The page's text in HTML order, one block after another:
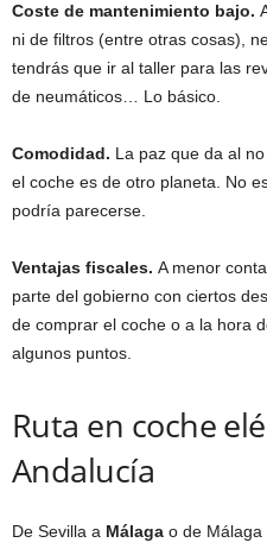
Coste de mantenimiento bajo.
ni de filtros (entre otras cosas),
tendrás que ir al taller para las
de neumáticos… Lo básico.
Comodidad. La paz que da al
el coche es de otro planeta. No
podría parecerse.
Ventajas fiscales. A menor
parte del gobierno con ciertos
de comprar el coche o a la hora
algunos puntos.
Ruta en coche
Andalucía
De Sevilla a Málaga o de Málaga